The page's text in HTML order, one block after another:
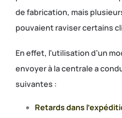
de fabrication, mais
pouvaient raviser certains
En effet, l’utilisation d’un
envoyer à la centrale a
suivantes :
Retards dans